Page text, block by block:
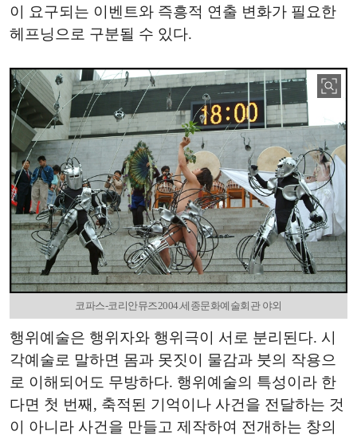
이 요구되는 이벤트와 즉흥적 연출 변화가 필요한
헤프닝으로 구분될 수 있다.
코파스-코리안뮤즈2004.세종문화예술회관 야외
행위예술은 행위자와 행위극이 서로 분리된다. 시
각예술로 말하면 몸과 못짓이 물감과 붓의 작용으
로 이해되어도 무방하다. 행위예술의 특성이라 한
다면 첫 번째, 축적된 기억이나 사건을 전달하는 것
이 아니라 사건을 만들고 제작하여 전개하는 창의